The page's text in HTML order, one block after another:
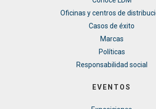
Oficinas y centros de
Casos de éxito
Marcas
Políticas
Responsabilidad social
EVENTOS